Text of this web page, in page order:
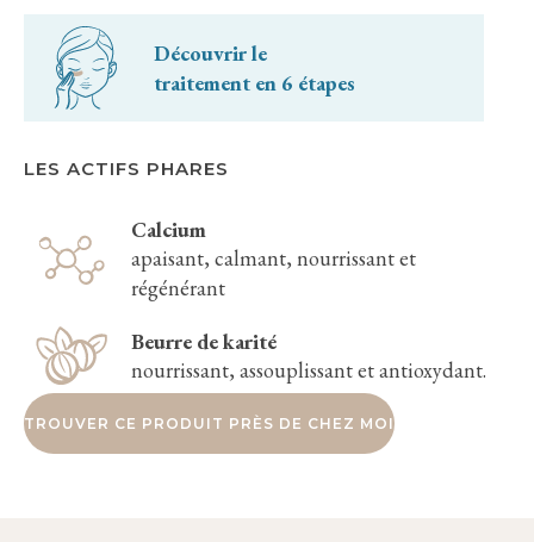
Découvrir le
traitement en 6 étapes
LES ACTIFS PHARES
Calcium
apaisant, calmant, nourrissant et
régénérant
Beurre de karité
nourrissant, assouplissant et antioxydant.
TROUVER CE PRODUIT PRÈS DE CHEZ MOI